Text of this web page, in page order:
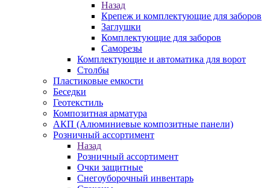
Назад
Крепеж и комплектующие для заборов
Заглушки
Комплектующие для заборов
Саморезы
Комплектующие и автоматика для ворот
Столбы
Пластиковые емкости
Беседки
Геотекстиль
Композитная арматура
АКП (Алюминиевые композитные панели)
Розничный ассортимент
Назад
Розничный ассортимент
Очки защитные
Снегоуборочный инвентарь